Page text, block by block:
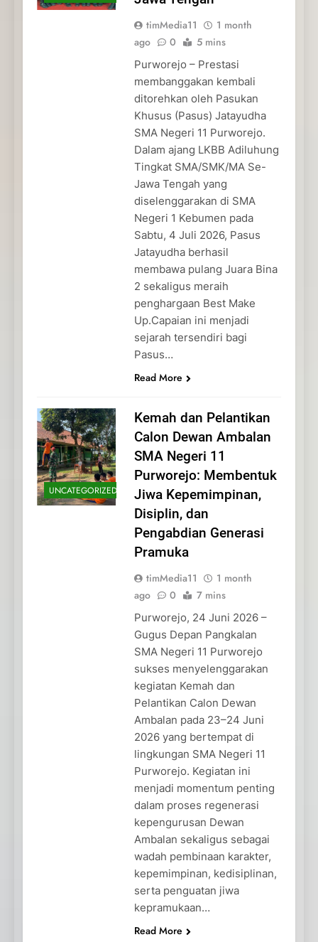
timMedia11
1 month
ago
0 5 mins
Purworejo – Prestasi
membanggakan kembali
ditorehkan oleh Pasukan
Khusus (Pasus) Jatayudha
SMA Negeri 11 Purworejo.
Dalam ajang LKBB Adiluhung
Tingkat SMA/SMK/MA Se-
Jawa Tengah yang
diselenggarakan di SMA
Negeri 1 Kebumen pada
Sabtu, 4 Juli 2026, Pasus
Jatayudha berhasil
membawa pulang Juara Bina
2 sekaligus meraih
penghargaan Best Make
Up.Capaian ini menjadi
sejarah tersendiri bagi
Pasus…
Read More
UNCATEGORIZED
Kemah dan Pelantikan
Calon Dewan Ambalan
SMA Negeri 11
Purworejo: Membentuk
Jiwa Kepemimpinan,
Disiplin, dan
Pengabdian Generasi
Pramuka
timMedia11
1 month
ago
0 7 mins
Purworejo, 24 Juni 2026 –
Gugus Depan Pangkalan
SMA Negeri 11 Purworejo
sukses menyelenggarakan
kegiatan Kemah dan
Pelantikan Calon Dewan
Ambalan pada 23–24 Juni
2026 yang bertempat di
lingkungan SMA Negeri 11
Purworejo. Kegiatan ini
menjadi momentum penting
dalam proses regenerasi
kepengurusan Dewan
Ambalan sekaligus sebagai
wadah pembinaan karakter,
kepemimpinan, kedisiplinan,
serta penguatan jiwa
kepramukaan…
Read More